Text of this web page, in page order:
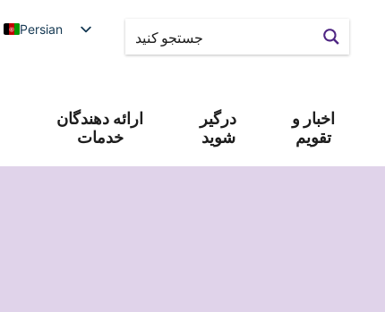
Persian
ارائه دهندگان
خدمات
درگیر
شوید
اخبار و
تقویم